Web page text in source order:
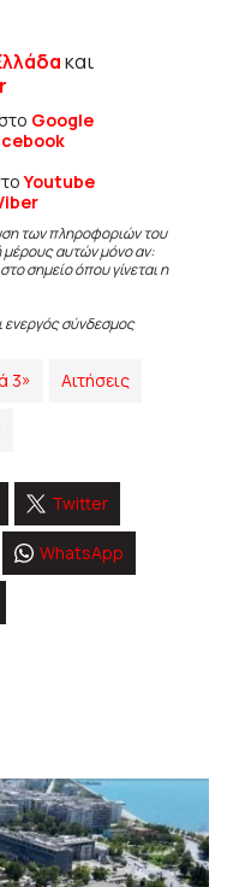
και
Google
Youtube
των πληροφοριών του
μέρους αυτών μόνο αν:
στο σημείο όπου γίνεται η
ενεργός σύνδεσμος
3» Αιτήσεις
Twitter
WhatsApp